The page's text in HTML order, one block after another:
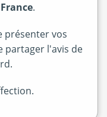
.
présenter vos
partager l'avis de